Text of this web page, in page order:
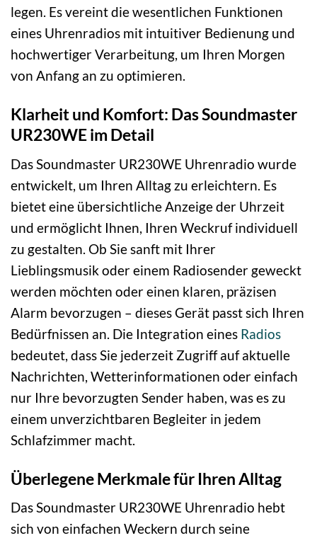
legen. Es vereint die wesentlichen Funktionen
eines Uhrenradios mit intuitiver Bedienung und
hochwertiger Verarbeitung, um Ihren Morgen
von Anfang an zu optimieren.
Klarheit und Komfort: Das Soundmaster
UR230WE im Detail
Das Soundmaster UR230WE Uhrenradio wurde
entwickelt, um Ihren Alltag zu erleichtern. Es
bietet eine übersichtliche Anzeige der Uhrzeit
und ermöglicht Ihnen, Ihren Weckruf individuell
zu gestalten. Ob Sie sanft mit Ihrer
Lieblingsmusik oder einem Radiosender geweckt
werden möchten oder einen klaren, präzisen
Alarm bevorzugen – dieses Gerät passt sich Ihren
Bedürfnissen an. Die Integration eines Radios
bedeutet, dass Sie jederzeit Zugriff auf aktuelle
Nachrichten, Wetterinformationen oder einfach
nur Ihre bevorzugten Sender haben, was es zu
einem unverzichtbaren Begleiter in jedem
Schlafzimmer macht.
Überlegene Merkmale für Ihren Alltag
Das Soundmaster UR230WE Uhrenradio hebt
sich von einfachen Weckern durch seine